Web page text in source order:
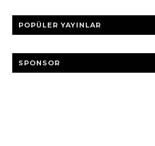
POPÜLER YAYINLAR
SPONSOR